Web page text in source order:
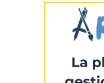
Statut / Organisation
J'accepte les